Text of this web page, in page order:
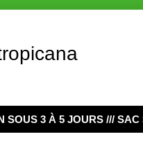
SOUS 3 À 5 JOURS ///